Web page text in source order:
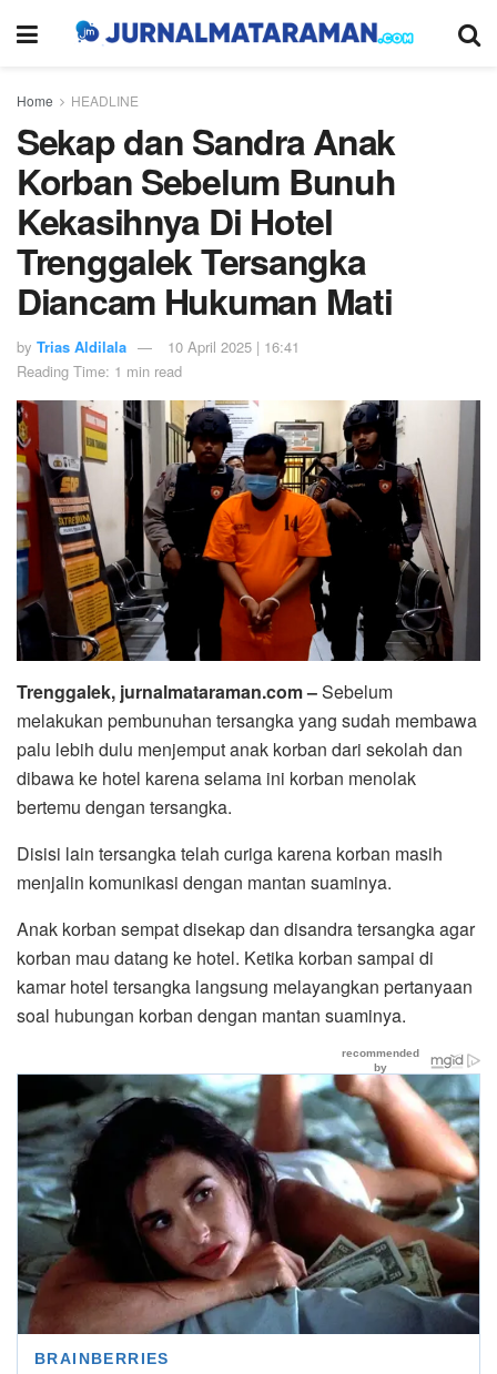
Home HEADLINE
Sekap dan Sandra Anak
Korban Sebelum Bunuh
Kekasihnya Di Hotel
Trenggalek Tersangka
Diancam Hukuman Mati
by Trias Aldilala
10 April 2025 | 16:41
Reading Time: 1 min read
Trenggalek, jurnalmataraman.com –Sebelum
melakukan pembunuhan tersangka yang sudah membawa
palu lebih dulu menjemput anak korban dari sekolah dan
dibawa ke hotel karena selama ini korban menolak
bertemu dengan tersangka.
Disisi lain tersangka telah curiga karena korban masih
menjalin komunikasi dengan mantan suaminya.
Anak korban sempat disekap dan disandra tersangka agar
korban mau datang ke hotel. Ketika korban sampai di
kamar hotel tersangka langsung melayangkan pertanyaan
soal hubungan korban dengan mantan suaminya.